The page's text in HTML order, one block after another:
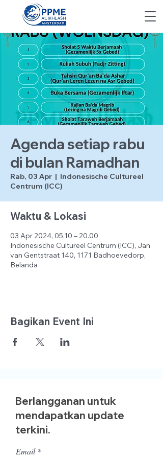
Agenda setiap rabu
di bulan Ramadhan
Rab, 03 Apr
  |
Indonesische Cultureel
Centrum (ICC)
Waktu & Lokasi
03 Apr 2024, 05.10 – 20.00
Indonesische Cultureel Centrum (ICC), Jan
van Gentstraat 140, 1171 Badhoevedorp,
Belanda
Bagikan Event Ini
Berlangganan untuk
mendapatkan update
terkini.
Email